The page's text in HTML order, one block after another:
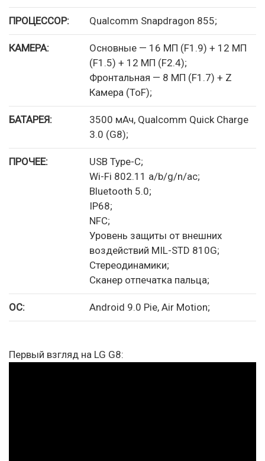
ПРОЦЕССОР: Qualcomm Snapdragon 855;
КАМЕРА:
Основные — 16 МП (F1.9) + 12 МП
(F1.5) + 12 МП (F2.4);
Фронтальная — 8 МП (F1.7) + Z
Камера (ToF);
БАТАРЕЯ:
3500 мАч, Qualcomm Quick Charge
3.0 (G8);
ПРОЧЕЕ:
USB Type-C;
Wi-Fi 802.11 a/b/g/n/ac;
Bluetooth 5.0;
IP68;
NFC;
Уровень защиты от внешних
воздействий MIL-STD 810G;
Стереодинамики;
Сканер отпечатка пальца;
ОС: Android 9.0 Pie, Air Motion;
Первый взгляд на LG G8: